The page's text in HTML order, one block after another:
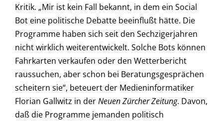
Kritik. „Mir ist kein Fall bekannt, in dem ein Social
Bot eine politische Debatte beeinflußt hätte. Die
Programme haben sich seit den Sechzigerjahren
nicht wirklich weiterentwickelt. Solche Bots können
Fahrkarten verkaufen oder den Wetterbericht
raussuchen, aber schon bei Beratungsgesprächen
scheitern sie“, beteuert der Medieninformatiker
Florian Gallwitz in derNeuen Zürcher Zeitung. Davon,
daß die Programme jemanden politisch